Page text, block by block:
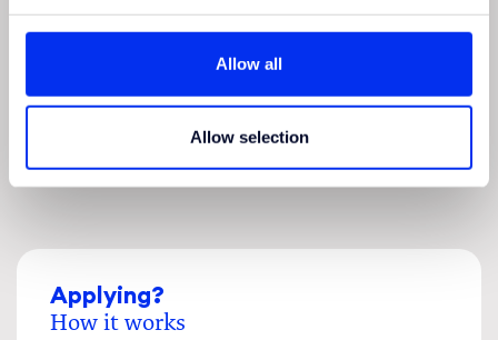
Allow all
Allow selection
Applying?
How it works